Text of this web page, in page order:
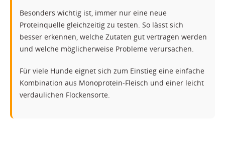
Besonders wichtig ist, immer nur eine neue
Proteinquelle gleichzeitig zu testen. So lässt sich
besser erkennen, welche Zutaten gut vertragen werden
und welche möglicherweise Probleme verursachen.
Für viele Hunde eignet sich zum Einstieg eine einfache
Kombination aus Monoprotein-Fleisch und einer leicht
verdaulichen Flockensorte.